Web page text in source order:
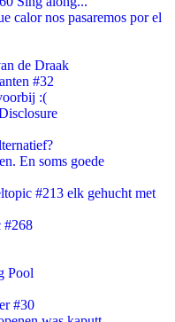
calor nos pasaremos por el
de Draak
#32
:(
En soms goede
#213 elk gehucht met
#268
Pool
#30